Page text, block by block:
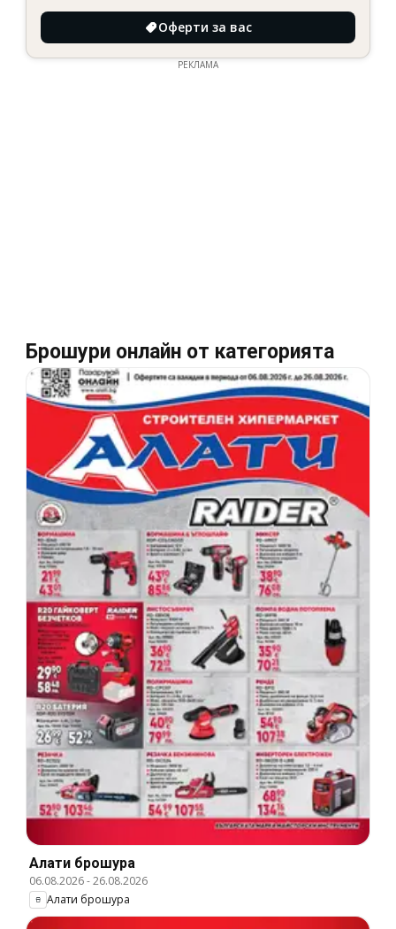
Оферти за вас
РЕКЛАМА
Брошури онлайн от категорията
Алати брошура
06.08.2026-26.08.2026
Алати брошура